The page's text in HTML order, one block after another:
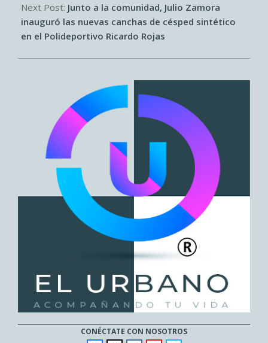
Next Post: Junto a la comunidad, Julio Zamora
inauguró las nuevas canchas de césped sintético
en el Polideportivo Ricardo Rojas
CONÉCTATE CON NOSOTROS